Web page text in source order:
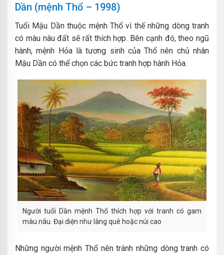
Dần (mệnh Thổ – 1998)
Tuổi Mậu Dần thuộc mệnh Thổ vì thế những dòng tranh
có màu nâu đất sẽ rất thích hợp. Bên cạnh đó, theo ngũ
hành, mệnh Hỏa là tương sinh của Thổ nên chủ nhân
Mậu Dần có thể chọn các bức tranh hợp hành Hỏa.
Người tuổi Dần mệnh Thổ thích hợp với tranh có gam
màu nâu. Đại diện như làng quê hoặc núi cao
Những người mệnh Thổ nên tránh những dòng tranh có